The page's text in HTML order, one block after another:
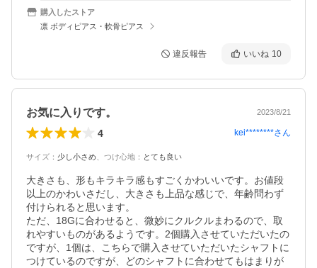
購入したストア
凛 ボディピアス・軟骨ピアス
違反報告 いいね 10
お気に入りです。 2023/8/21
4 kei********さん
サイズ ： 少し小さめ つけ心地 ： とても良い
大きさも、形もキラキラ感もすごくかわいいです。お値段
以上のかわいさだし、大きさも上品な感じで、年齢問わず
付けられると思います。
ただ、18Gに合わせると、微妙にクルクルまわるので、取
れやすいものがあるようです。2個購入させていただいたの
ですが、1個は、こちらで購入させていただいたシャフトに
つけているのですが、どのシャフトに合わせてもはまりが